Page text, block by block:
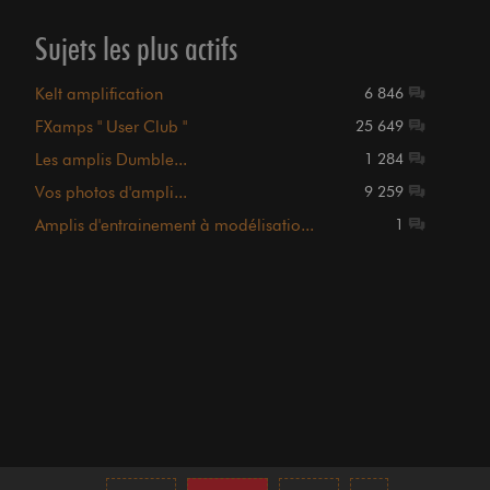
Sujets les plus actifs
Kelt amplification 6 846
FXamps " User Club " 25 649
Les amplis Dumble... 1 284
Vos photos d'ampli... 9 259
Amplis d'entrainement à modélisatio... 1